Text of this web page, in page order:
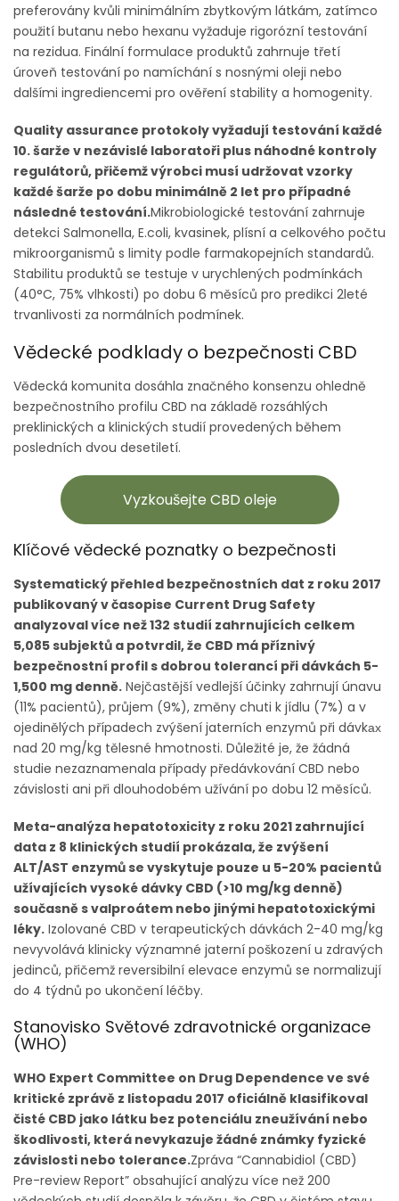
preferovány kvůli minimálním zbytkovým látkám, zatímco
použití butanu nebo hexanu vyžaduje rigorózní testování
na rezidua. Finální formulace produktů zahrnuje třetí
úroveň testování po namíchání s nosnými oleji nebo
dalšími ingrediencemi pro ověření stability a homogenity.
Quality assurance protokoly vyžadují testování každé
10. šarže v nezávislé laboratoři plus náhodné kontroly
regulátorů, přičemž výrobci musí udržovat vzorky
každé šarže po dobu minimálně 2 let pro případné
následné testování.Mikrobiologické testování zahrnuje
detekci Salmonella, E.coli, kvasinek, plísní a celkového počtu
mikroorganismů s limity podle farmakopejních standardů.
Stabilitu produktů se testuje v urychlených podmínkách
(40°C, 75% vlhkosti) po dobu 6 měsíců pro predikci 2leté
trvanlivosti za normálních podmínek.
Vědecké podklady o bezpečnosti CBD
Vědecká komunita dosáhla značného konsenzu ohledně
bezpečnostního profilu CBD na základě rozsáhlých
preklinických a klinických studií provedených během
posledních dvou desetiletí.
Vyzkoušejte CBD oleje
Klíčové vědecké poznatky o bezpečnosti
Systematický přehled bezpečnostních dat z roku 2017
publikovaný v časopise Current Drug Safety
analyzoval více než 132 studií zahrnujících celkem
5,085 subjektů a potvrdil, že CBD má příznivý
bezpečnostní profil s dobrou tolerancí při dávkách 5-
1,500 mg denně. Nejčastější vedlejší účinky zahrnují únavu
(11% pacientů), průjem (9%), změny chuti k jídlu (7%) a v
ojedinělých případech zvýšení jaterních enzymů při dávkах
nad 20 mg/kg tělesné hmotnosti. Důležité je, že žádná
studie nezaznamenala případy předávkování CBD nebo
závislosti ani při dlouhodobém užívání po dobu 12 měsíců.
Meta-analýza hepatotoxicity z roku 2021 zahrnující
data z 8 klinických studií prokázala, že zvýšení
ALT/AST enzymů se vyskytuje pouze u 5-20% pacientů
užívajících vysoké dávky CBD (>10 mg/kg denně)
současně s valproátem nebo jinými hepatotoxickými
léky. Izolované CBD v terapeutických dávkách 2-40 mg/kg
nevyvolává klinicky významné jaterní poškození u zdravých
jedinců, přičemž reversibilní elevace enzymů se normalizují
do 4 týdnů po ukončení léčby.
Stanovisko Světové zdravotnické organizace
(WHO)
WHO Expert Committee on Drug Dependence ve své
kritické zprávě z listopadu 2017 oficiálně klasifikoval
čisté CBD jako látku bez potenciálu zneužívání nebo
škodlivosti, která nevykazuje žádné známky fyzické
závislosti nebo tolerance.Zpráva “Cannabidiol (CBD)
Pre-review Report” obsahující analýzu více než 200